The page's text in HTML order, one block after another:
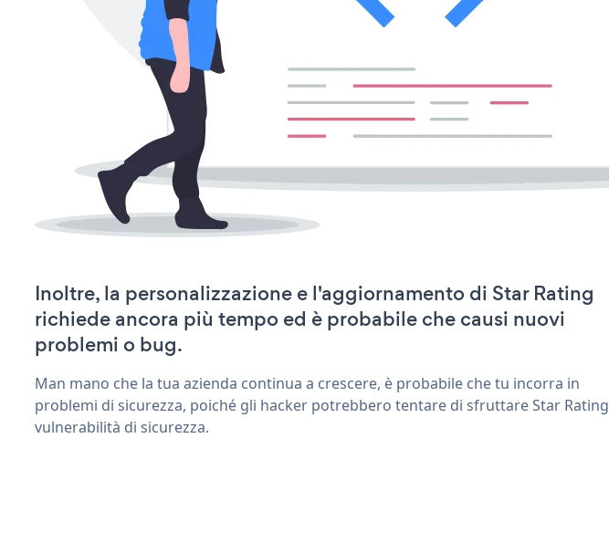
Inoltre, la personalizzazione e l'aggiornamento di Star Rating
richiede ancora più tempo ed è probabile che causi nuovi
problemi o bug.
Man mano che la tua azienda continua a crescere, è probabile che tu incorra in
problemi di sicurezza, poiché gli hacker potrebbero tentare di sfruttare Star Rating
vulnerabilità di sicurezza.